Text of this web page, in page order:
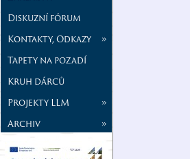
Diskuzní fórum
Kontakty, Odkazy
»
Tapety na pozadí
Kruh dárců
Projekty LLM
»
Archiv
»